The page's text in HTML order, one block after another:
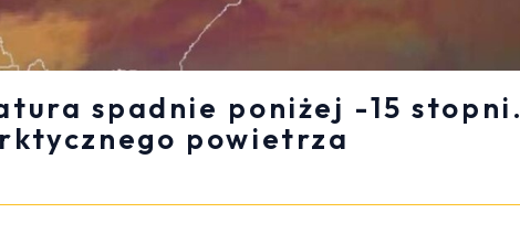
spadnie poniżej -15 stopni.
powietrza